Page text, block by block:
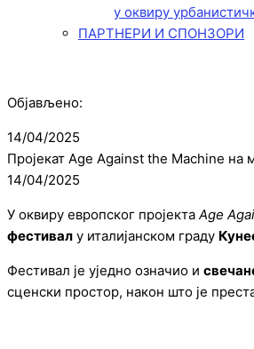
у оквиру
ПАРТНЕРИ И СПОНЗОРИ
Објављено:
14/04/2025
Пројекат Age Against the Machine на
14/04/2025
У оквиру европског пројекта Age
фестивал у италијанском граду
Фестивал је уједно означио и
сценски простор, након што је